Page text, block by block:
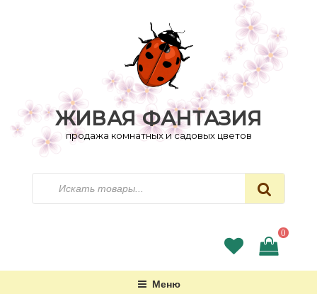
ЖИВАЯ ФАНТАЗИЯ
продажа комнатных и садовых цветов
0
Меню